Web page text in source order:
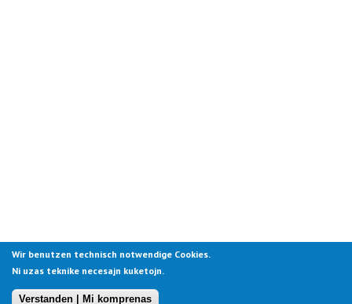
Wir benutzen technisch notwendige Cookies.
Ni uzas teknike necesajn kuketojn.
Verstanden | Mi komprenas